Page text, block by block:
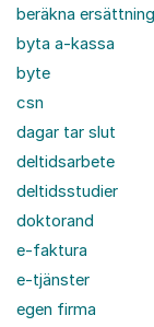
beräkna ersättning
byta a-kassa
byte
csn
dagar tar slut
deltidsarbete
deltidsstudier
doktorand
e-faktura
e-tjänster
egen firma